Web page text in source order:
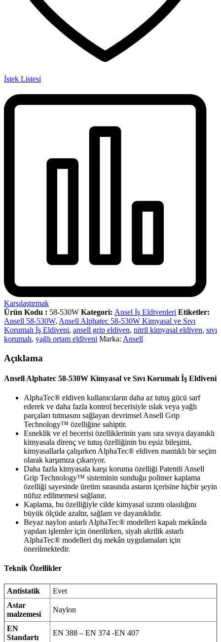
İstek Listesi
Karşılaştırmak
Ürün Kodu : 58-530W Kategori: Ansel İş Eldivenleri Etiketler:
Ansell 58-530W, Ansell Alphatec 58-530W Kimyasal ve Sıvı
Korumalı İş Eldiveni, ansell grip eldiven, nitril kimyasal eldiven, sıvı
korumalı, yağlı ortam eldiveni Marka: Ansell
Açıklama
Ansell Alphatec 58-530W Kimyasal ve Sıvı Korumalı İş Eldiveni
AlphaTec® eldiven kullanıcıların daha az tutuş gücü sarf
ederek ve daha fazla kontrol becerisiyle ıslak veya yağlı
parçaları tutmasını sağlayan devrimsel Ansell Grip
Technology™ özelliğine sahiptir.
Esneklik ve el becerisi özelliklerinin yanı sıra sıvıya dayanıklı
kimyasala direnç ve tutuş özelliğinin bu eşsiz bileşimi,
kimyasallarla çalışırken AlphaTec® eldiven mantıklı bir seçim
olarak karşımıza çıkarıyor.
Daha fazla kimyasala karşı koruma özelliği Patentli Ansell
Grip Technology™ sisteminin sunduğu polimer kaplama
özelliği sayesinde üretim sırasında astarın içerisine hiçbir şeyin
nüfuz edilmemesi sağlanır.
Kaplama, bu özelliğiyle cilde kimyasal sızıntı olasılığını
büyük ölçüde azaltır, sağlam ve dayanıklıdır.
Beyaz naylon astarlı AlphaTec® modelleri kapalı mekânda
yapılan işlemler için önerilirken, siyah akrilik astarlı
AlphaTec® modelleri dış mekân uygulamaları için
önerilmektedir.
Teknik Özellikler
Antistatik
Evet
Astar
malzemesi
Naylon
EN
Standartı
EN 388 – EN 374 -EN 407